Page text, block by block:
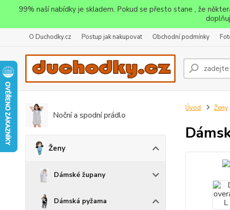
99% naší nabídky je skladem. Pokud se přesto stane , že
O Duchodky.cz Postup jak nakupovat Obchodní podmínky
Noční a spodní prádlo
Ženy
Dámské župany
Dámská pyžama
Úvod Ženy